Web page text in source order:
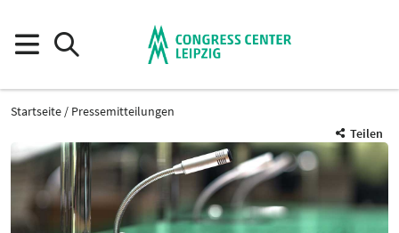
Startseite
Pressemitteilungen
Teilen